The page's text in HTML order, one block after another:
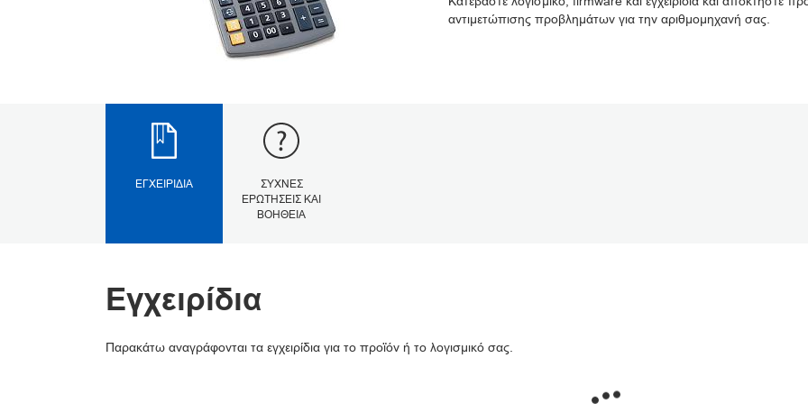
αντιμετώπισης προβλημάτων για την αριθμομηχανή σας.
ΕΓΧΕΙΡΊΔΙΑ
ΣΥΧΝΈΣ
ΕΡΩΤΉΣΕΙΣ ΚΑΙ
ΒΟΉΘΕΙΑ
Εγχειρίδια
Παρακάτω αναγράφονται τα εγχειρίδια για το προϊόν ή το λογισμικό σας.